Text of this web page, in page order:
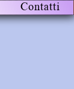
Contatti